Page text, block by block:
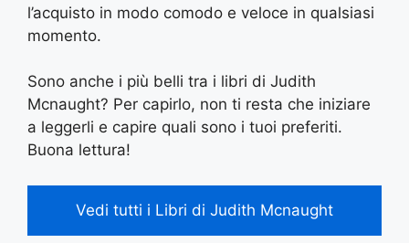
l’acquisto in modo comodo e veloce in qualsiasi
momento.
Sono anche i più belli tra i libri di Judith
Mcnaught? Per capirlo, non ti resta che iniziare
a leggerli e capire quali sono i tuoi preferiti.
Buona lettura!
Vedi tutti i Libri di Judith Mcnaught